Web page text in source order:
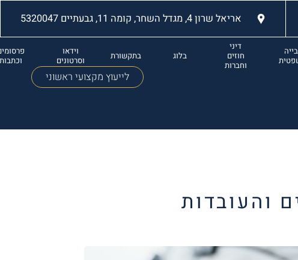
אריאל שרון 4, מגדל השחר, קומה 11, גבעתיים 5320047
דיני
חוזים
וחברות
בלוג בתקשורת
וידאו
וסרטונים
וכתבות
לייעוץ מקצועי ראשוני
והעובדות